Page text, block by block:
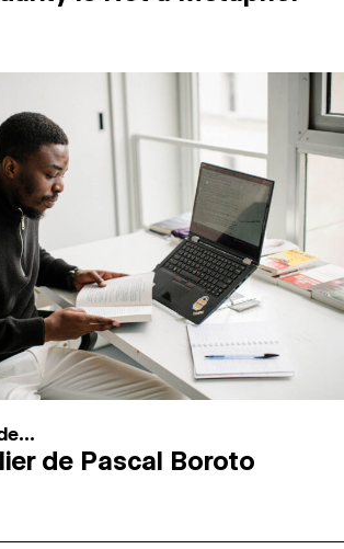
de Pascal Boroto